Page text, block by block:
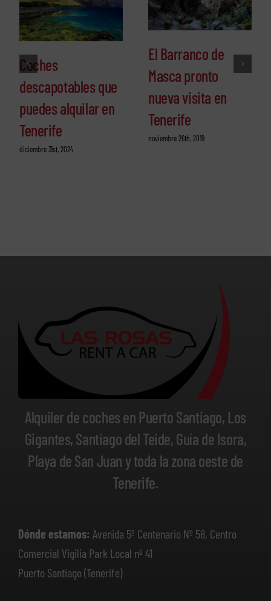
Coches
descapotables que
puedes alquilar en
Tenerife
diciembre 31st, 2024
El Barranco de
Masca pronto
nueva visita en
Tenerife
noviembre 26th, 2019
Alquiler de coches en Puerto Santiago, Los
Gigantes, Santiago del Teide, Guía de Isora,
Playa de San Juan y toda la zona oeste de
Tenerife.
Dónde estamos: Avenida 5º Centenario Nº 58, Centro
Comercial Vigilia Park Local nº 41
Puerto Santiago (Tenerife)